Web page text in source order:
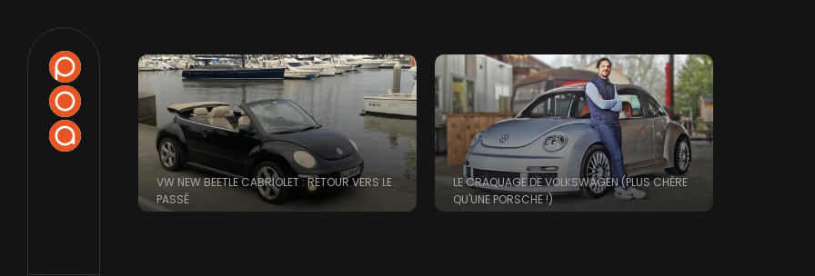
contenu
principal
VW NEW BEETLE CABRIOLET : RETOUR VERS LE
PASSÉ
LE CRAQUAGE DE VOLKSWAGEN (PLUS CHÈRE
QU'UNE PORSCHE !)